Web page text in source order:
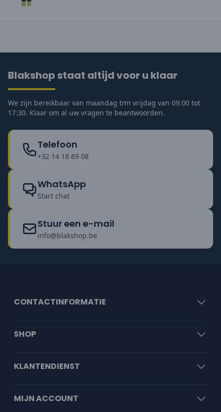
Blakshop staat altijd voor u klaar
We zijn bereikbaar van maandag t/m vrijdag van 09:00 tot
17:30. Klaar om al uw vragen te beantwoorden.
Telefoon
+32 14 18 69 08
WhatsApp
Start chat
Stuur een e-mail
info@blakshop.be
CONTACTINFORMATIE
SHOP
KLANTENDIENST
MIJN ACCOUNT